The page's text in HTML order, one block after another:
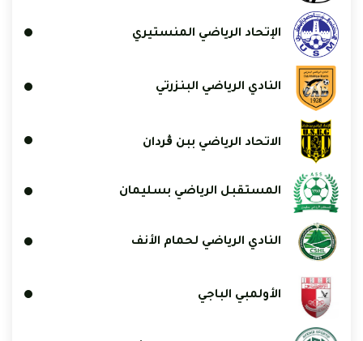
الإتحاد الرياضي المنستيري
النادي الرياضي البنزرتي
الاتحاد الرياضي ببن ڨردان
المستقبل الرياضي بسليمان
النادي الرياضي لحمام الأنف
الأولمبي الباجي